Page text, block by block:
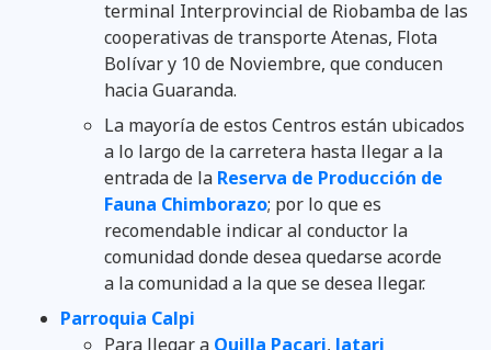
terminal Interprovincial de Riobamba de las
cooperativas de transporte Atenas, Flota
Bolívar y 10 de Noviembre, que conducen
hacia Guaranda.
La mayoría de estos Centros están ubicados
a lo largo de la carretera hasta llegar a la
entrada de la Reserva de Producción de
Fauna Chimborazo; por lo que es
recomendable indicar al conductor la
comunidad donde desea quedarse acorde
a la comunidad a la que se desea llegar.
Parroquia Calpi
Para llegar a Quilla Pacari, Jatari